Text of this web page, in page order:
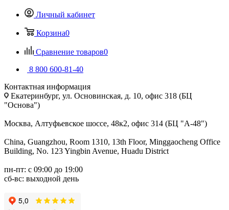
Личный кабинет
Корзина0
Сравнение товаров0
8 800 600-81-40
Контактная информация
Екатеринбург, ул. Основинская, д. 10, офис 318 (БЦ
"Основа")
Москва, Алтуфьевское шоссе, 48к2, офис 314 (БЦ "А-48")
China, Guangzhou, Room 1310, 13th Floor, Minggaocheng Office
Building, No. 123 Yingbin Avenue, Huadu District
пн-пт: с 09:00 до 19:00
сб-вс: выходной день